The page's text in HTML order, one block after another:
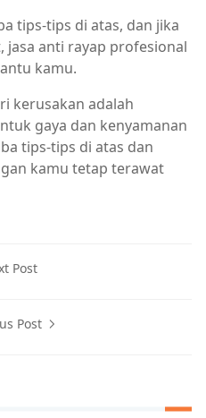
tips-tips di atas, dan jika
anti rayap profesional
kamu.
kerusakan adalah
gaya dan kenyamanan
tips-tips di atas dan
kamu tetap terawat
Post
Post